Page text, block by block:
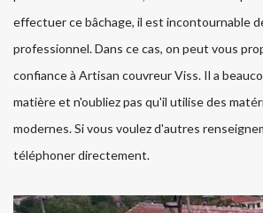
effectuer ce bâchage, il est incontournable
professionnel. Dans ce cas, on peut vous
confiance à Artisan couvreur Viss. Il a
matière et n'oubliez pas qu'il utilise des
modernes. Si vous voulez d'autres
téléphoner directement.